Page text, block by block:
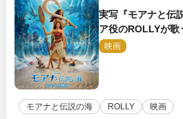
実写『モアナと伝
ア役のROLLYが歌
「シャイニー」本
映画
モアナと伝説の海 ROLLY 映画